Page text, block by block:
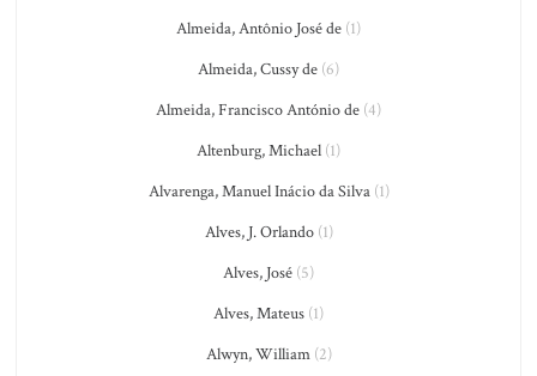
Almeida, Antônio José de (1)
Almeida, Cussy de (6)
Almeida, Francisco António de (4)
Altenburg, Michael (1)
Alvarenga, Manuel Inácio da Silva(1)
Alves, J. Orlando(1)
Alves, José (5)
Alves, Mateus (1)
Alwyn, William(2)